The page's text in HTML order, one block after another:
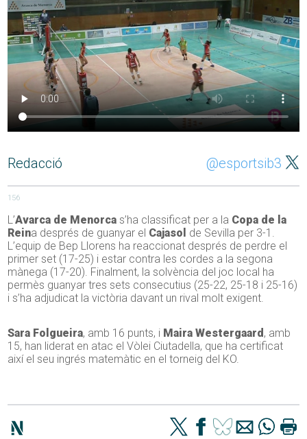
Redacció @esportsib3
156
L’Avarca de Menorca s’ha classificat per a la Copa de la
Reina després de guanyar el Cajasol de Sevilla per 3-1.
L’equip de Bep Llorens ha reaccionat després de perdre el
primer set (17-25) i estar contra les cordes a la segona
mànega (17-20). Finalment, la solvència del joc local ha
permès guanyar tres sets consecutius (25-22, 25-18 i 25-16)
i s’ha adjudicat la victòria davant un rival molt exigent.
Sara Folgueira, amb 16 punts, i Maira Westergaard , amb
15, han liderat en atac el Vòlei Ciutadella, que ha certificat
així el seu ingrés matemàtic en el torneig del KO.